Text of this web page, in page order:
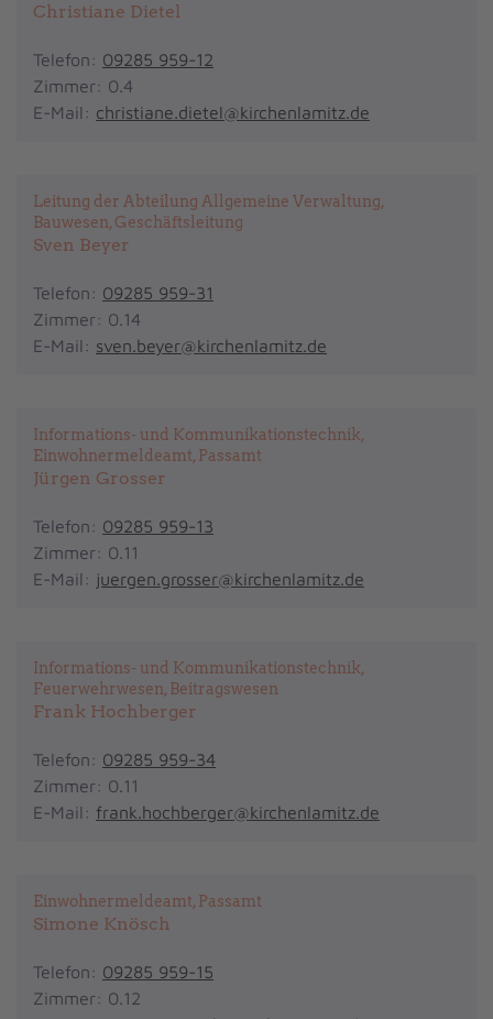
Christiane Dietel
Telefon: 09285 959-12
Zimmer: 0.4
E-Mail: christiane.dietel@kirchenlamitz.de
Leitung der Abteilung Allgemeine Verwaltung,
Bauwesen, Geschäftsleitung
Sven Beyer
Telefon: 09285 959-31
Zimmer: 0.14
E-Mail: sven.beyer@kirchenlamitz.de
Informations- und Kommunikationstechnik,
Einwohnermeldeamt, Passamt
Jürgen Grosser
Telefon: 09285 959-13
Zimmer: 0.11
E-Mail: juergen.grosser@kirchenlamitz.de
Informations- und Kommunikationstechnik,
Feuerwehrwesen, Beitragswesen
Frank Hochberger
Telefon: 09285 959-34
Zimmer: 0.11
E-Mail: frank.hochberger@kirchenlamitz.de
Einwohnermeldeamt, Passamt
Simone Knösch
Telefon: 09285 959-15
Zimmer: 0.12